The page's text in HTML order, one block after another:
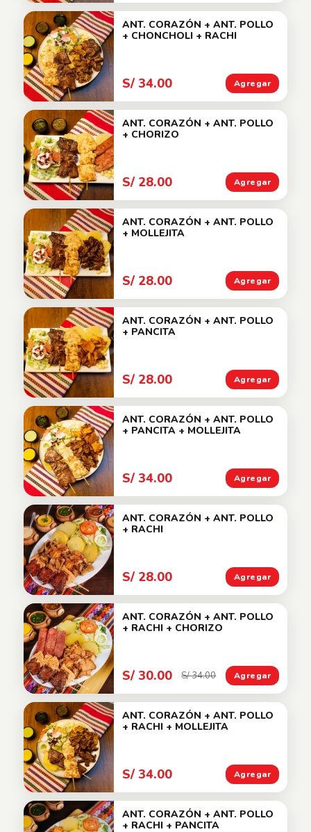
ANT. CORAZÓN + ANT. POLLO
+ CHONCHOLI + RACHI
S/ 34.00 Agregar
ANT. CORAZÓN + ANT. POLLO
+ CHORIZO
S/ 28.00 Agregar
ANT. CORAZÓN + ANT. POLLO
+ MOLLEJITA
S/ 28.00 Agregar
ANT. CORAZÓN + ANT. POLLO
+ PANCITA
S/ 28.00 Agregar
ANT. CORAZÓN + ANT. POLLO
+ PANCITA + MOLLEJITA
S/ 34.00 Agregar
ANT. CORAZÓN + ANT. POLLO
+ RACHI
S/ 28.00 Agregar
ANT. CORAZÓN + ANT. POLLO
+ RACHI + CHORIZO
S/ 30.00 S/ 34.00 Agregar
ANT. CORAZÓN + ANT. POLLO
+ RACHI + MOLLEJITA
S/ 34.00 Agregar
ANT. CORAZÓN + ANT. POLLO
+ RACHI + PANCITA